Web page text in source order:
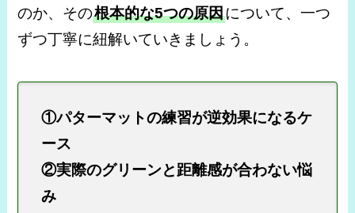
のか、その根本的な5つの原因について、一つ
ずつ丁寧に紐解いていきましょう。
①パターマットの練習が逆効果になるケ
ース
②実際のグリーンと距離感が合わない悩
み